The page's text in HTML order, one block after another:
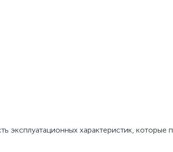
эксплуатационных характеристик, которые